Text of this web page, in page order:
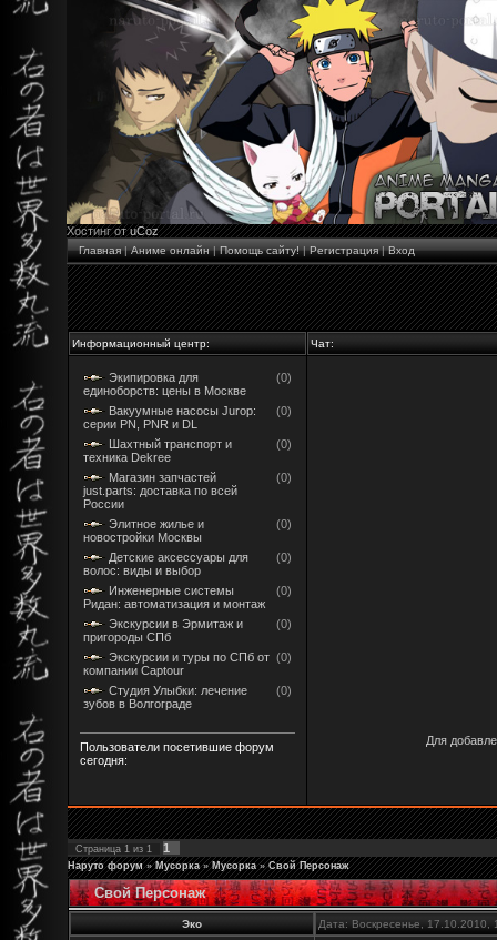
Хостинг отuCoz
Главная|Аниме онлайн|Помощь сайту!|Регистрация|Вход
Информационный центр: Чат:
Экипировка для
единоборств: цены в Москве
(0)
Вакуумные насосы Jurop:
серии PN, PNR и DL
(0)
Шахтный транспорт и
техника Dekree
(0)
Магазин запчастей
just.parts: доставка по всей
России
(0)
Элитное жилье и
новостройки Москвы
(0)
Детские аксессуары для
волос: виды и выбор
(0)
Инженерные системы
Ридан: автоматизация и монтаж
(0)
Экскурсии в Эрмитаж и
пригороды СПб
(0)
Экскурсии и туры по СПб от
компании Captour
(0)
Студия Улыбки: лечение
зубов в Волгограде
(0)
Пользователи посетившие форум
сегодня:
Для
Страница 1 из 1 1
Наруто форум » Мусорка » Мусорка » Свой Персонаж
Свой Персонаж
Эко Дата: Воскресенье,